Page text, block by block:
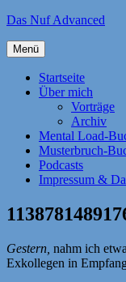
Zum
springen
Das Nuf Advanced
Menü
Startseite
Über mich
Vorträge
Archiv
Mental Load-
Musterbruch-
Podcasts
Impressum &
Gestern, nahm ich
Exkollegen in